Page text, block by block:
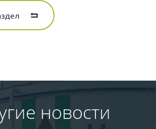
новости